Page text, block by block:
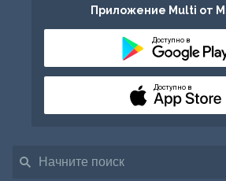
Приложение Multi от
Доступно в
Доступно в